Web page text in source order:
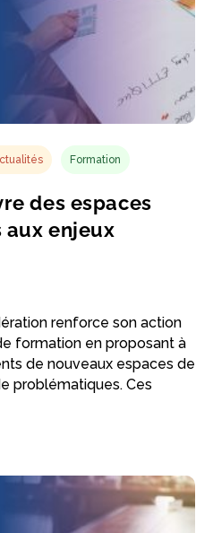
Formation
des espaces
aux enjeux
renforce son action
formation en proposant à
de nouveaux espaces de
problématiques. Ces